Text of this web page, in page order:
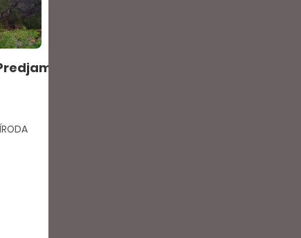
hrad - Plitvické jazerá